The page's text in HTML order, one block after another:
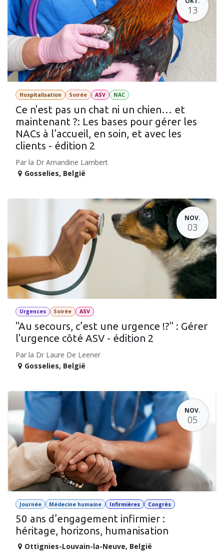
13
Hospitalisation Soirée ASV NAC
Ce n'est pas un chat ni un chien… et
maintenant ?: Les bases pour gérer les
NACs à l’accueil, en soin, et avec les
clients - édition 2
Par la Dr Amandine Lambert
Gosselies, België
NOV.
03
Urgences Soirée ASV
"Au secours, c’est une urgence !?" : Gérer
l'urgence côté ASV - édition 2
Par la Dr Laure De Leener
Gosselies, België
NOV.
05
Journée Médecine humaine Infirmières Congrès
50 ans d’engagement infirmier :
héritage, horizons, humanisation
Ottignies-Louvain-la-Neuve, België